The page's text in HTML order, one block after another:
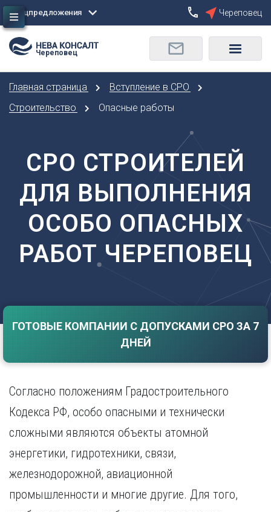
Сбросить
Москва
Санкт-Петербург
Б
Барнаул
Белгород
Брянск
В
Владивосток
Владикавказ
Е
Екатеринбург
И
Ижевск
Иркутск
К
Калининград
Калуга
Кемерово
О
Орел
Оренбург
Пенза
Пермь
Р
Ростов-на-Дону
Рязань
С
Самара
Севастополь
Симферополь
Смоленск
Тамбов
Тверь
Томск
Тула
Тюмень
У
Спецпредложения Череповец
Череповец
Главная страница
Вступление в СРО
Строительство
Опасные работы
СРО СТРОИТЕЛЕЙ
ДЛЯ ВЫПОЛНЕНИЯ
ОСОБО ОПАСНЫХ
РАБОТ ЧЕРЕПОВЕЦ
ГОТОВЫЕ КОМПАНИИ С ДОПУСКАМИ СРО ЗА 7
ДНЕЙ
Согласно положениям Градостроительного
Кодекса РФ, особо опасными и технически
сложными являются объекты атомной
энергетики, гидротехники, связи,
железнодорожной, авиационной
промышленности и многие другие. Для того,